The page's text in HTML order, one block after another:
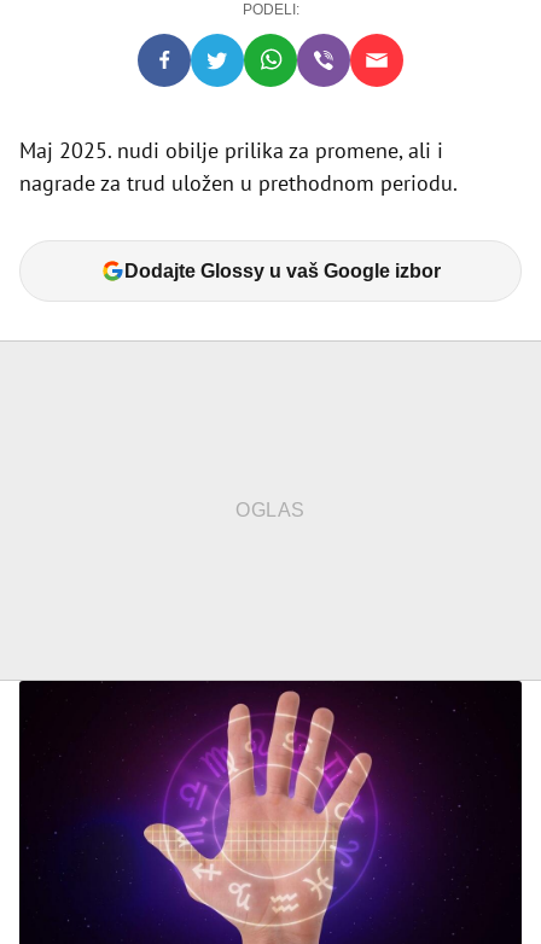
PODELI:
Maj 2025. nudi obilje prilika za promene, ali i
nagrade za trud uložen u prethodnom periodu.
Dodajte Glossy u vaš Google izbor